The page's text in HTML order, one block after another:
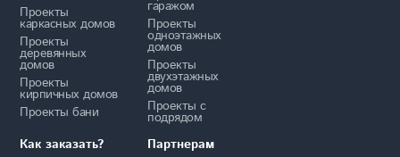
Проекты
каркасных домов
Проекты
деревянных
домов
Проекты
кирпичных домов
Проекты бани
гаражом
Проекты
одноэтажных
домов
Проекты
двухэтажных
домов
Проекты с
подрядом
Как заказать?
Партнерам